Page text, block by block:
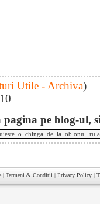
Utile - Archiva)
pe blog-ul,
| Termeni & Conditii | Privacy Policy |